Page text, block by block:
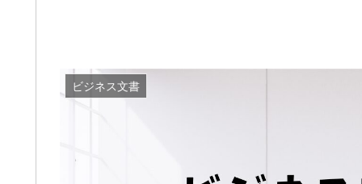
ビジネス文書